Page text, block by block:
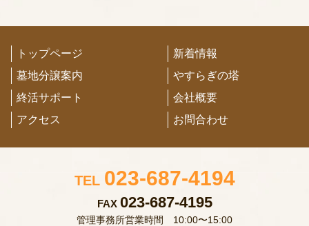
トップページ
新着情報
墓地分譲案内
やすらぎの塔
終活サポート
会社概要
アクセス
お問合わせ
TEL 023-687-4194
FAX 023-687-4195
管理事務所営業時間 10:00〜15:00